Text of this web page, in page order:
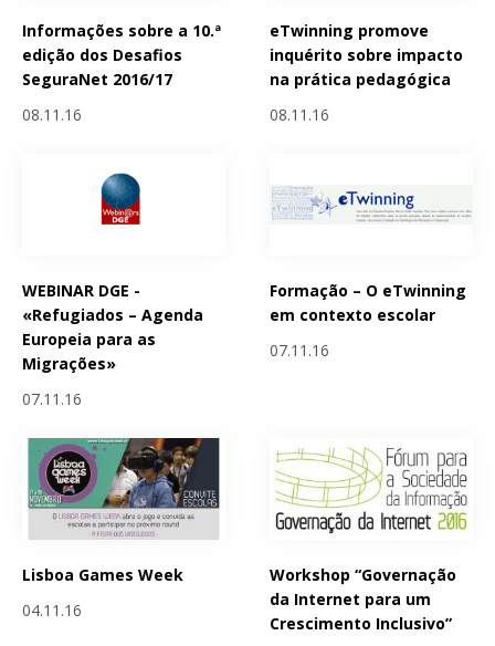
Informações sobre a 10.ª
edição dos Desafios
SeguraNet 2016/17
08.11.16
eTwinning promove
inquérito sobre impacto
na prática pedagógica
08.11.16
WEBINAR DGE -
«Refugiados – Agenda
Europeia para as
Migrações»
07.11.16
Formação – O eTwinning
em contexto escolar
07.11.16
Lisboa Games Week
04.11.16
Workshop “Governação
da Internet para um
Crescimento Inclusivo”